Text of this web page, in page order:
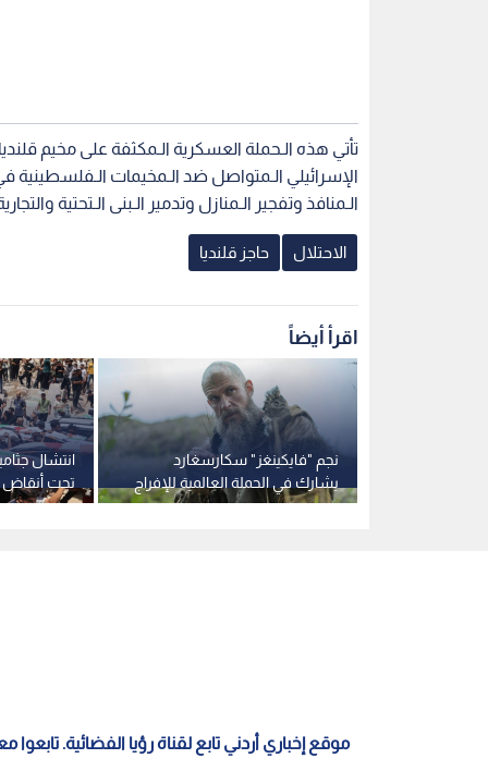
تأتي هذه الـحملة العسكرية الـمكثفة على مخيم
الإسرائيلي الـمتواصل ضد الـمخيمات الـفلسطينية
الـمنافذ وتفجير الـمنازل وتدمير الـبنى الـتحتية
الاحتلال حاجز قلنديا
اقرأ أيضاً
تحت أنقاض
قطاع غزة
نجم "فايكينغز" سكارسغارد
يشارك في الحملة العالمية للإفراج
عن الأسير مروان البرغوثي.. فيديو
موقع إخباري أردني تابع لقناة رؤيا الفضائية.